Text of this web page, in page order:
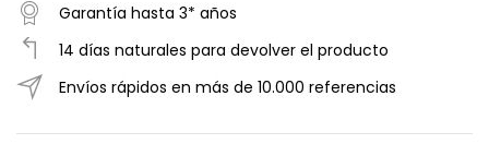
Garantía hasta 3* años
14 días naturales para devolver el producto
Envíos rápidos en más de 10.000 referencias